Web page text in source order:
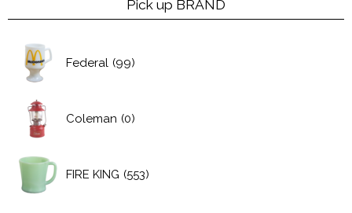
Pick up BRAND
Federal (99)
Coleman (0)
FIRE KING (553)